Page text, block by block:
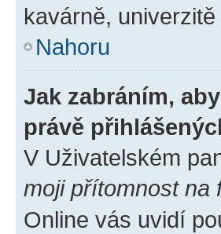
kavárně, univerzitě
Nahoru
Jak zabráním,
právě
V Uživatelském
moji přítomnost na
Online vás uvidí